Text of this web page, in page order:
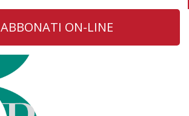
ABBONATI ON-LINE